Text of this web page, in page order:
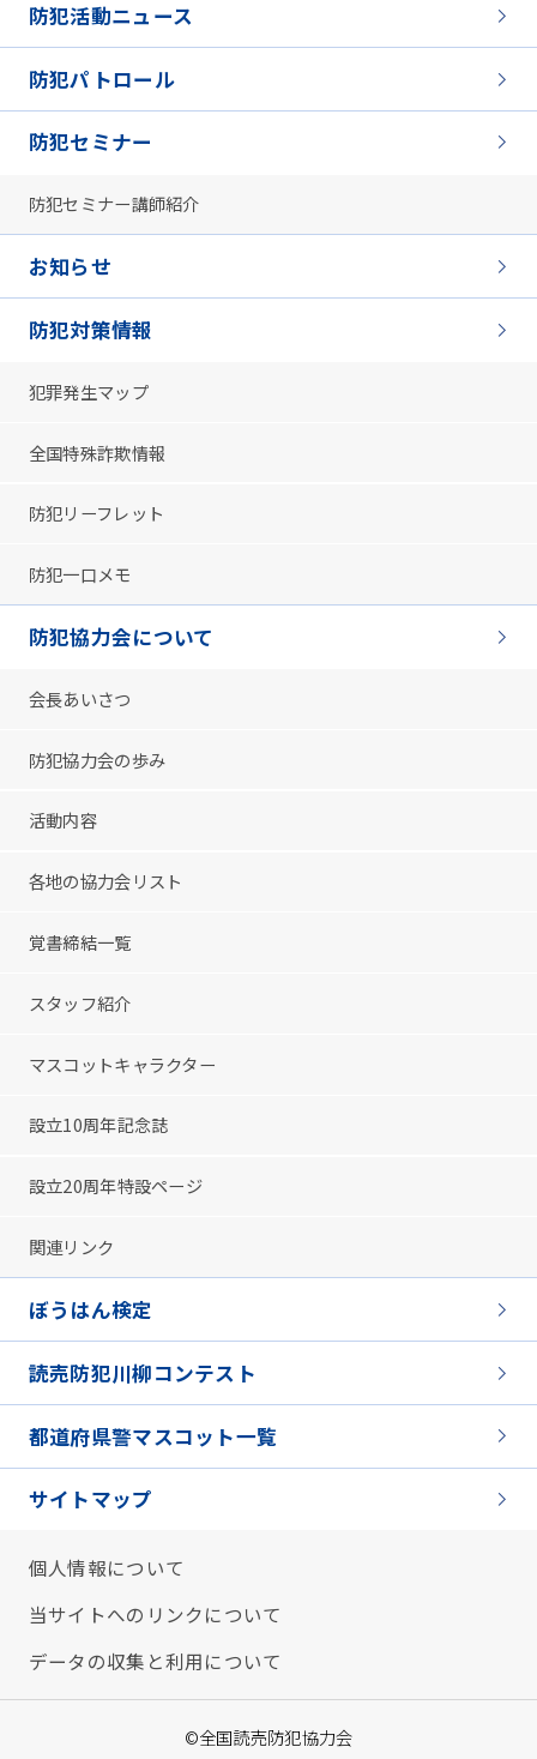
防犯活動ニュース
防犯パトロール
防犯セミナー
防犯セミナー講師紹介
お知らせ
防犯対策情報
犯罪発生マップ
全国特殊詐欺情報
防犯リーフレット
防犯一口メモ
防犯協力会について
会長あいさつ
防犯協力会の歩み
活動内容
各地の協力会リスト
覚書締結一覧
スタッフ紹介
マスコットキャラクター
設立10周年記念誌
設立20周年特設ページ
関連リンク
ぼうはん検定
読売防犯川柳コンテスト
都道府県警マスコット一覧
サイトマップ
個人情報について
当サイトへのリンクについて
データの収集と利用について
©全国読売防犯協力会